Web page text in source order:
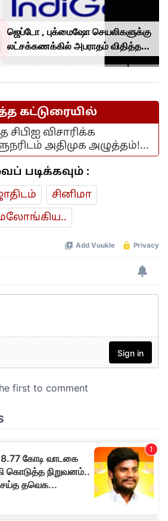
ஜெப்டோ , புக்மைஷோ செயலிகளுக்கு
லட்சக்கணக்கில் அபராதம் விதித்த
மத்திய அரசு.. என்ன காரணம்?
கட்டுரையில்
சிபிஐ விசாரிக்க
அதிமுக அழுத்தம்!...
படிக்கவும் :
சினிமா